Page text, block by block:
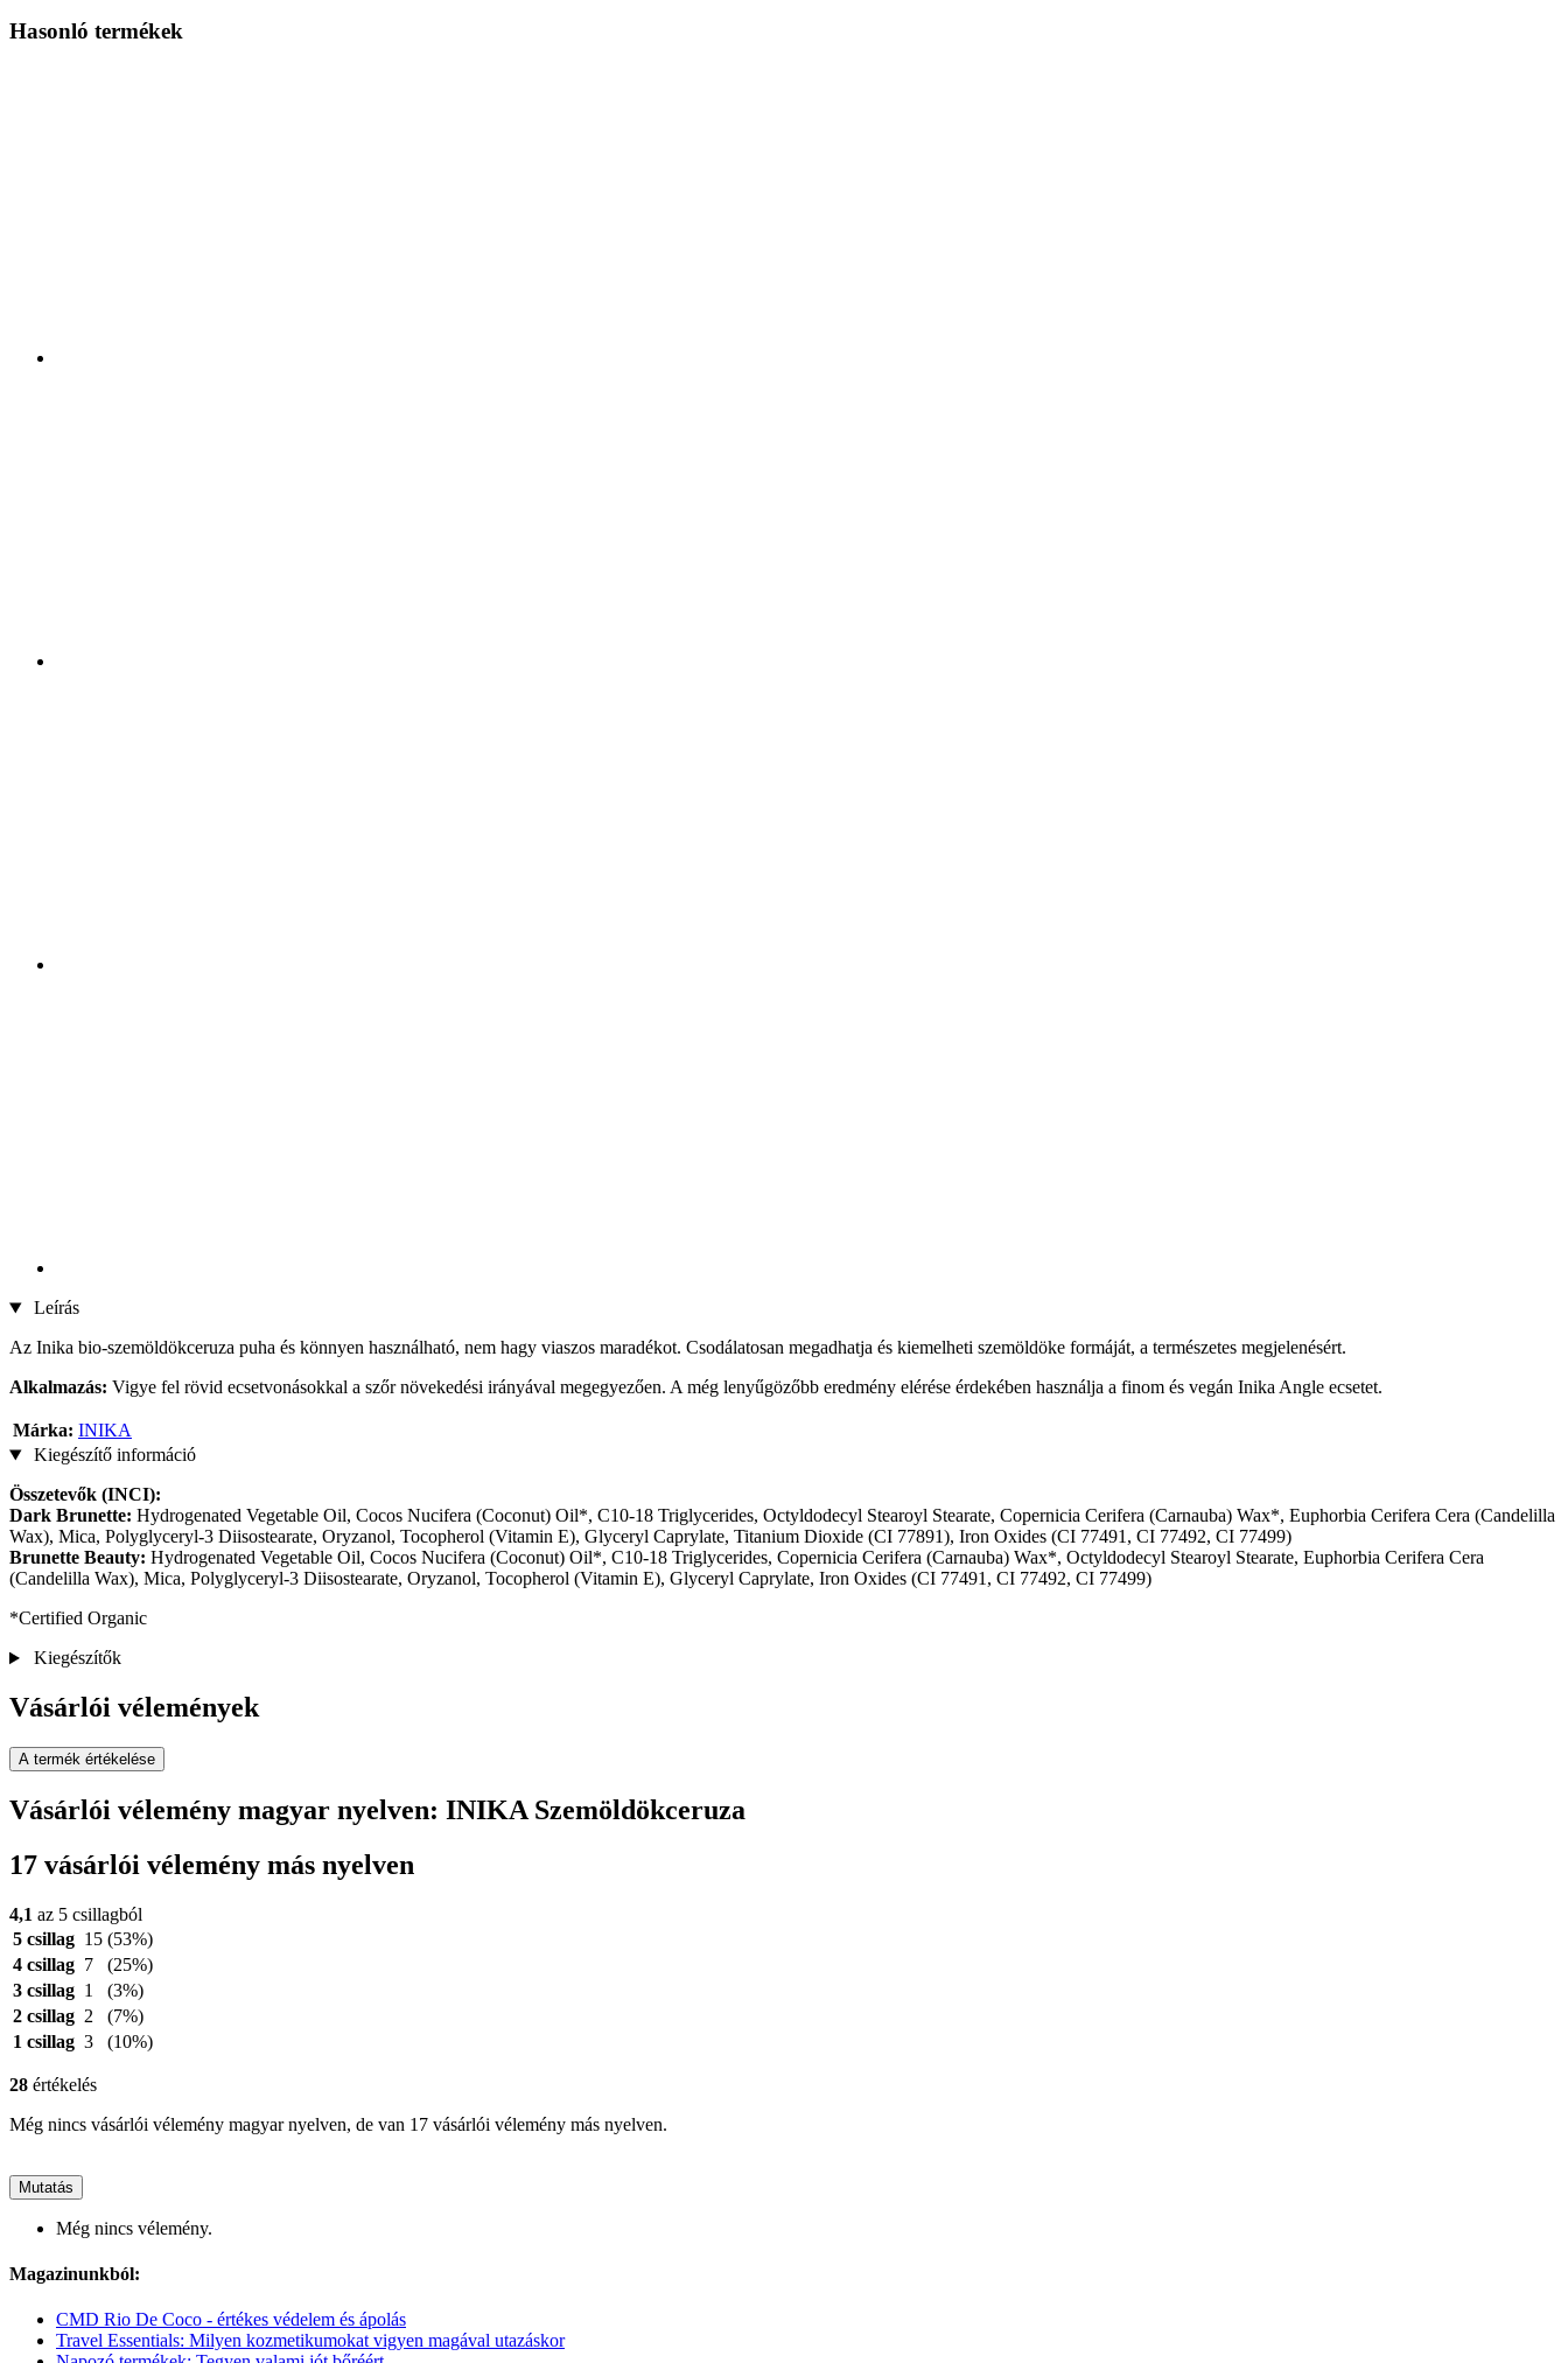
Hasonló termékek
Leírás
Az Inika bio-szemöldökceruza puha és könnyen használható, nem hagy viaszos maradékot. Csodálatosan megadhatja és kiemelheti szemöldöke formáját, a természetes megjelenésért.
Alkalmazás: Vigye fel rövid ecsetvonásokkal a szőr növekedési irányával megegyezően. A még lenyűgözőbb eredmény elérése érdekében használja a finom és vegán Inika Angle ecsetet.
Márka: INIKA
Kiegészítő információ
Összetevők (INCI):
Dark Brunette: Hydrogenated Vegetable Oil, Cocos Nucifera (Coconut) Oil*, C10-18 Triglycerides, Octyldodecyl Stearoyl Stearate, Copernicia Cerifera (Carnauba) Wax*, Euphorbia Cerifera Cera (Candelilla
Wax), Mica, Polyglyceryl-3 Diisostearate, Oryzanol, Tocopherol (Vitamin E), Glyceryl Caprylate, Titanium Dioxide (CI 77891), Iron Oxides (CI 77491, CI 77492, CI 77499)
Brunette Beauty: Hydrogenated Vegetable Oil, Cocos Nucifera (Coconut) Oil*, C10-18 Triglycerides, Copernicia Cerifera (Carnauba) Wax*, Octyldodecyl Stearoyl Stearate, Euphorbia Cerifera Cera
(Candelilla Wax), Mica, Polyglyceryl-3 Diisostearate, Oryzanol, Tocopherol (Vitamin E), Glyceryl Caprylate, Iron Oxides (CI 77491, CI 77492, CI 77499)
*Certified Organic
Kiegészítők
Vásárlói vélemények
A termék értékelése
Vásárlói vélemény magyar nyelven: INIKA Szemöldökceruza
17 vásárlói vélemény más nyelven
4,1 az 5 csillagból
5 csillag 15 (53%)
4 csillag 7
(25%)
3 csillag 1
(3%)
2 csillag 2
(7%)
1 csillag 3 (10%)
28 értékelés
Még nincs vásárlói vélemény magyar nyelven, de van 17 vásárlói vélemény más nyelven.
Mutatás
Még nincs vélemény.
Magazinunkból:
CMD Rio De Coco - értékes védelem és ápolás
Travel Essentials: Milyen kozmetikumokat vigyen magával utazáskor